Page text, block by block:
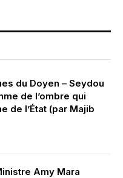
du Doyen – Seydou
de l’ombre qui
de l’État (par Majib
Amy Mara